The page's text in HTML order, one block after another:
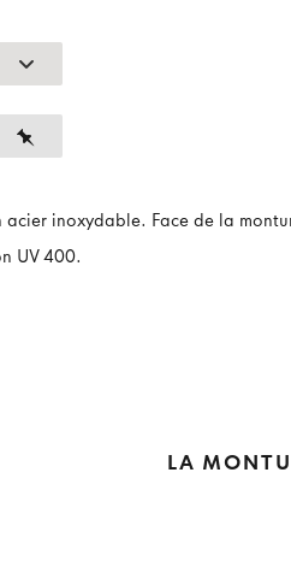
acier inoxydable. Face de la
UV 400.
LA